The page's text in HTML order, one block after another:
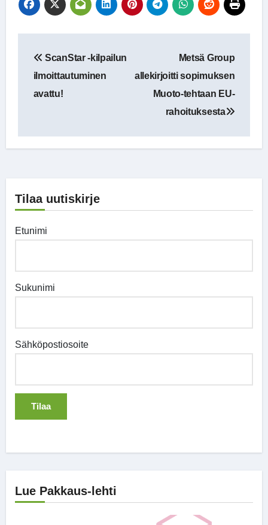
selaus
ScanStar -kilpailun
ilmoittautuminen
avattu!
Metsä Group
allekirjoitti sopimuksen
Muoto-tehtaan EU-
rahoituksesta
Tilaa uutiskirje
Etunimi
Sukunimi
Sähköpostiosoite
Lue Pakkaus-lehti